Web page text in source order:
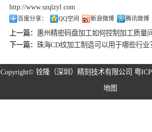
http://www.szqlzyl.com
百度分享： QQ空间 新浪微博 腾讯微博
上一篇： 惠州精密码盘加工如何控制加工质量
下一篇：珠海CD纹加工制造可以用于哪些行业
Copyright© 铨隆（深圳）精刻技术有限公司 粤
地图
标牌铭牌系列
超薄垫片系列
磁性治具钢片系